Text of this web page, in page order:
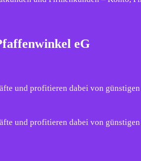
eG
und profitieren dabei von
und profitieren dabei von